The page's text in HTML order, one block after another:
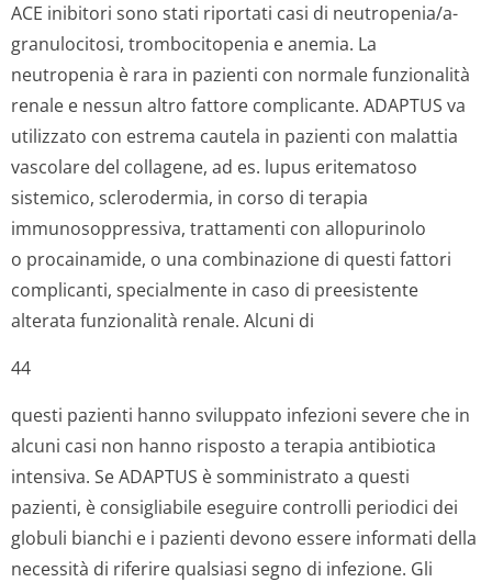
ACE inibitori sono stati riportati casi di neutropenia/a­
granulocitosi, trombocitopenia e anemia. La
neutropenia è rara in pazienti con normale funzionalità
renale e nessun altro fattore complicante. ADAPTUS va
utilizzato con estrema cautela in pazienti con malattia
vascolare del collagene, ad es. lupus eritematoso
sistemico, sclerodermia, in corso di terapia
immunosoppressiva, trattamenti con allopurinolo
o procainamide, o una combinazione di questi fattori
complicanti, specialmente in caso di preesistente
alterata funzionalità renale. Alcuni di
44
questi pazienti hanno sviluppato infezioni severe che in
alcuni casi non hanno risposto a terapia antibiotica
intensiva. Se ADAPTUS è somministrato a questi
pazienti, è consigliabile eseguire controlli periodici dei
globuli bianchi e i pazienti devono essere informati della
necessità di riferire qualsiasi segno di infezione. Gli